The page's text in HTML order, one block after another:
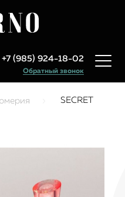
+7 (985) 924-18-02
Обратный звонок
SECRET